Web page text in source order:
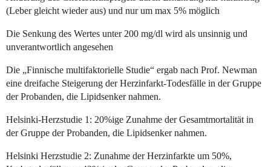
(Leber gleicht wieder aus) und nur um max 5% möglich
Die Senkung des Wertes unter 200 mg/dl wird als unsinnig und
unverantwortlich angesehen
Die „Finnische multifaktorielle Studie“ ergab nach Prof. Newman
eine dreifache Steigerung der Herzinfarkt-Todesfälle in der Gruppe
der Probanden, die Lipidsenker nahmen.
Helsinki-Herzstudie 1: 20%ige Zunahme der Gesamtmortalität in
der Gruppe der Probanden, die Lipidsenker nahmen.
Helsinki Herzstudie 2: Zunahme der Herzinfarkte um 50%,